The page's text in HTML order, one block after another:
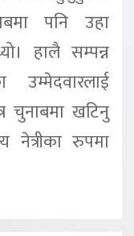
पनि उहा
हालै सम्पन्न
उम्मेदवारलाई
चुनाबमा खटिनु
नेत्रीका रुपमा